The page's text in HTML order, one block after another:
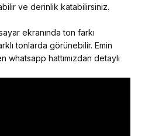
ve derinlik katabilirsiniz.
ekranında ton farkı
tonlarda görünebilir. Emin
whatsapp hattımızdan detaylı